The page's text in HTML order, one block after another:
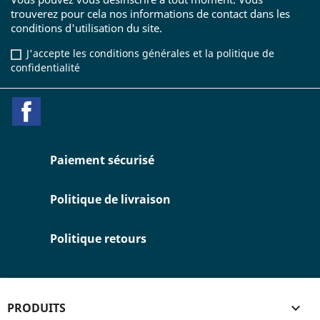
trouverez pour cela nos informations de contact dans les
conditions d'utilisation du site.
J'accepte les conditions générales et la politique de
confidentialité
Paiement sécurisé
Politique de livraison
Politique retours
PRODUITS 